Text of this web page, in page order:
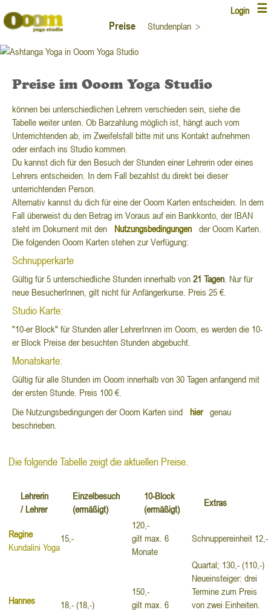
Login ☰
Preise Stundenplan >
Preise im Ooom Yoga Studio
können bei unterschiedlichen Lehrern verschieden sein, siehe die
Tabelle weiter unten. Ob Barzahlung möglich ist, hängt auch vom
Unterrichtenden ab, im Zweifelsfall bitte mit uns Kontakt aufnehmen
oder einfach ins Studio kommen.
Du kannst dich für den Besuch der Stunden einer Lehrerin oder eines
Lehrers entscheiden. In dem Fall bezahlst du direkt bei dieser
unterrichtenden Person.
Alternativ kannst du dich für eine der Ooom Karten entscheiden. In dem
Fall überweist du den Betrag im Voraus auf ein Bankkonto, der IBAN
steht im Dokument mit den
Nutzungsbedingungen der Ooom Karten.
Die folgenden Ooom Karten stehen zur Verfügung:
Schnupperkarte
Gültig für 5 unterschiedliche Stunden innerhalb von 21 Tagen. Nur für
neue BesucherInnen, gilt nicht für Anfängerkurse. Preis 25 €.
Studio Karte:
"10-er Block" für Stunden aller LehrerInnen im Ooom, es werden die 10-
er Block Preise der besuchten Stunden abgebucht.
Monatskarte:
Gültig für alle Stunden im Ooom innerhalb von 30 Tagen anfangend mit
der ersten Stunde. Preis 100 €.
Die Nutzungsbedingungen der Ooom Karten sind hier genau
beschrieben.
Die folgende Tabelle zeigt die aktuellen Preise.
Lehrerin
/ Lehrer
Einzelbesuch
(ermäßigt)
10-Block
(ermäßigt)
Extras
Regine
Kundalini Yoga
15,-
120,-
gilt max. 6
Monate
Schnuppereinheit 12,-
Hannes
18,- (18,-)
150,-
gilt max. 6
Quartal; 130,- (110,-)
Neueinsteiger: drei
Termine zum Preis
von zwei Einheiten.